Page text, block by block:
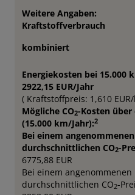
Weitere Angaben:
Kraftstoffverbrauch
kombiniert
Energiekosten bei 15.000
2922,15 EUR/Jahr
( Kraftstoffpreis: 1,610
Mögliche CO2-Kosten über
(15.000 km/Jahr):2
Bei einem
durchschnittlichen CO2-
6775,88 EUR
Bei einem
durchschnittlichen CO2-